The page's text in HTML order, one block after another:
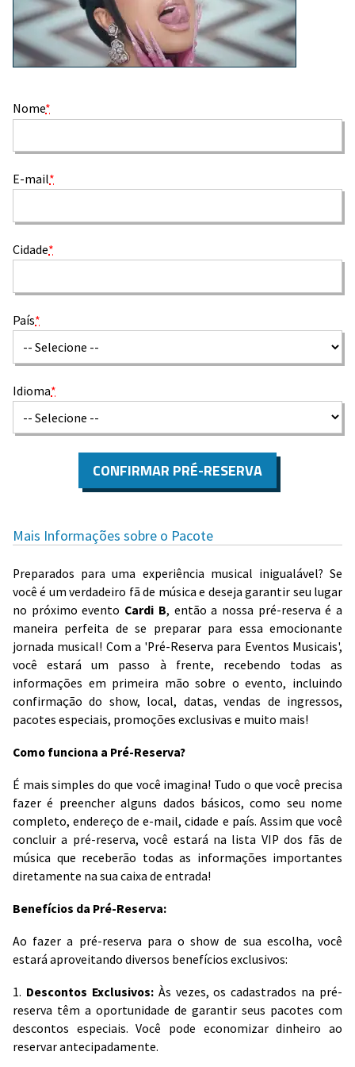
Nome*
E-mail*
Cidade*
País*
Idioma*
CONFIRMAR PRÉ-RESERVA
Mais Informações sobre o Pacote
Preparados para uma experiência musical inigualável? Se
você é um verdadeiro fã de música e deseja garantir seu lugar
no próximo evento Cardi B, então a nossa pré-reserva é a
maneira perfeita de se preparar para essa emocionante
jornada musical! Com a 'Pré-Reserva para Eventos Musicais',
você estará um passo à frente, recebendo todas as
informações em primeira mão sobre o evento, incluindo
confirmação do show, local, datas, vendas de ingressos,
pacotes especiais, promoções exclusivas e muito mais!
Como funciona a Pré-Reserva?
É mais simples do que você imagina! Tudo o que você precisa
fazer é preencher alguns dados básicos, como seu nome
completo, endereço de e-mail, cidade e país. Assim que você
concluir a pré-reserva, você estará na lista VIP dos fãs de
música que receberão todas as informações importantes
diretamente na sua caixa de entrada!
Benefícios da Pré-Reserva:
Ao fazer a pré-reserva para o show de sua escolha, você
estará aproveitando diversos benefícios exclusivos:
1. Descontos Exclusivos:Às vezes, os cadastrados na pré-
reserva têm a oportunidade de garantir seus pacotes com
descontos especiais. Você pode economizar dinheiro ao
reservar antecipadamente.